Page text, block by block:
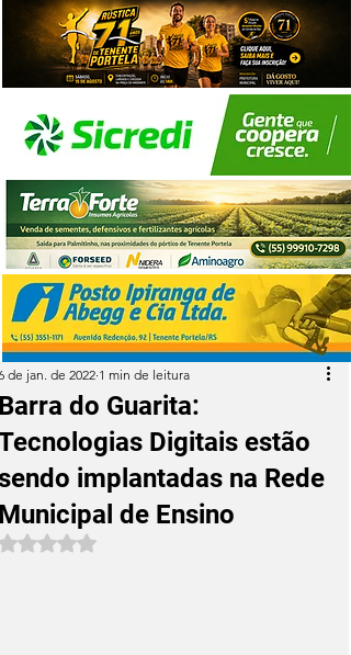
do Guarita:
Digitais estão
implantadas na Rede
de Ensino
de jan. de 2022 1 min de leitura
Avaliado com NaN de 5 estrelas.